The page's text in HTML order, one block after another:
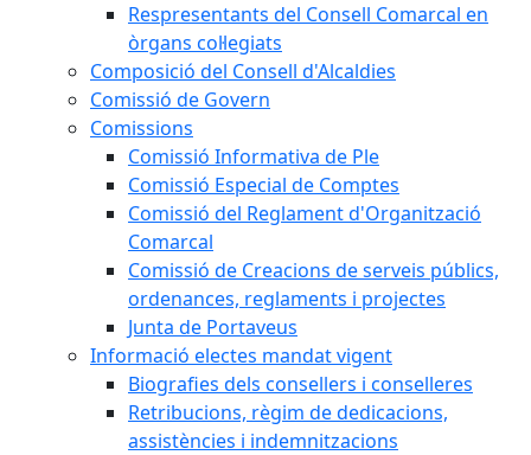
Respresentants del Consell Comarcal en
òrgans col·legiats
Composició del Consell d'Alcaldies
Comissió de Govern
Comissions
Comissió Informativa de Ple
Comissió Especial de Comptes
Comissió del Reglament d'Organització
Comarcal
Comissió de Creacions de serveis públics,
ordenances, reglaments i projectes
Junta de Portaveus
Informació electes mandat vigent
Biografies dels consellers i conselleres
Retribucions, règim de dedicacions,
assistències i indemnitzacions